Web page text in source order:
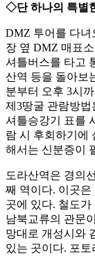
◇단 하나의 특별
DMZ 투어를 다녀
장 옆 DMZ 매표
셔틀버스를 타고
산역 등을 돌아보
분부터 오후 3시
제3땅굴 관람방
셔틀승강기 표를
람 시 후회하기에
해서는 신분증이
도라산역은 경의
째 역이다. 이곳은
곳에 있다. 철도가
남북교류의 관문
망대로 개성시와
있는 곳이다. 포